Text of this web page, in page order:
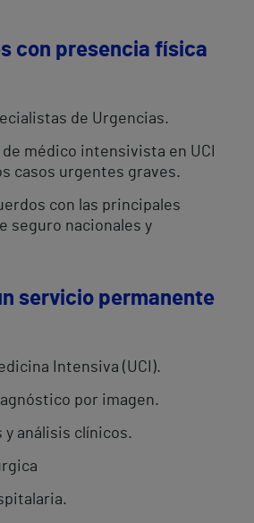
con presencia física
de Urgencias.
médico intensivista en UCI
casos urgentes graves.
con las principales
seguro nacionales y
servicio permanente
Intensiva (UCI).
por imagen.
y análisis clínicos.